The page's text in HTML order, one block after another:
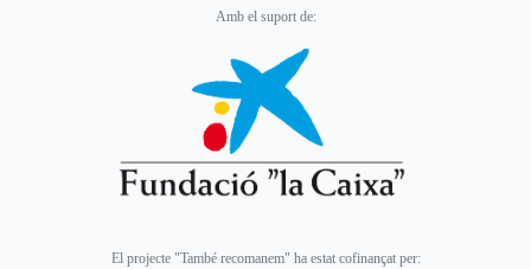
Amb el suport de:
El projecte "També recomanem" ha estat cofinançat per: